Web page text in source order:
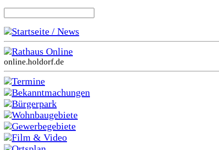
Startseite / News
Rathaus Online
online.holdorf.de
Termine
Bekanntmachungen
Bürgerpark
Wohnbaugebiete
Gewerbegebiete
Film & Video